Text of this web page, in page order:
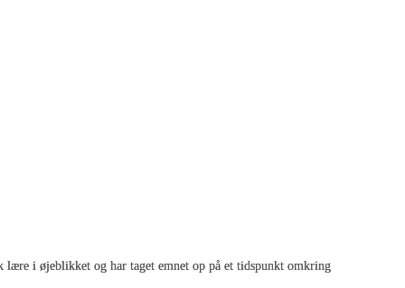
lære i øjeblikket og har taget emnet op på et tidspunkt omkring